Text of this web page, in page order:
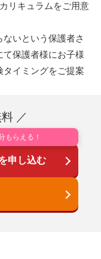
リキュラムをご用意
いという保護者さ
て保護者様にお子様
イミングをご提案
料 ／
もらえる！
申し込む